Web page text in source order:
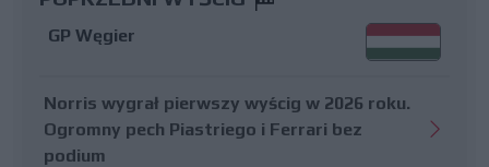
GP Węgier
Norris wygrał pierwszy wyścig w 2026 roku.
Ogromny pech Piastriego i Ferrari bez
podium